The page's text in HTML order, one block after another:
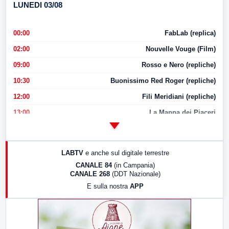
LUNEDI 03/08
00:00 FabLab (replica)
02:00 Nouvelle Vouge (Film)
09:00 Rosso e Nero (repliche)
10:30 Buonissimo Red Roger (repliche)
12:00 Fili Meridiani (repliche)
13:00 La Mappa dei Piaceri
LABTV e anche sul digitale terrestre
CANALE 84 (in Campania)
CANALE 268 (DDT Nazionale)
E sulla nostra APP